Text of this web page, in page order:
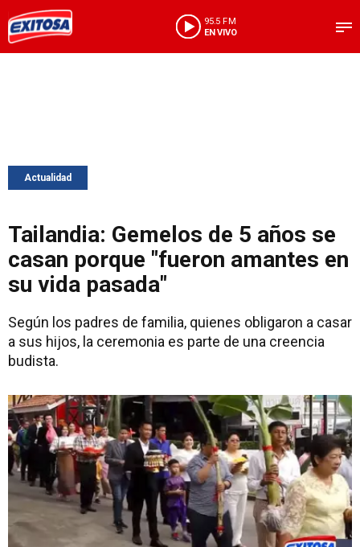
95.5 FM
EN VIVO
Actualidad
Tailandia: Gemelos de 5 años se
casan porque "fueron amantes en
su vida pasada"
Según los padres de familia, quienes obligaron a casar
a sus hijos, la ceremonia es parte de una creencia
budista.